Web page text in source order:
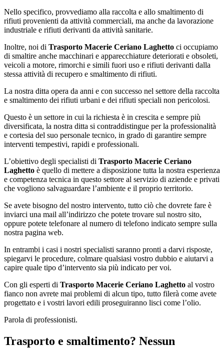
Nello specifico, provvediamo alla raccolta e allo smaltimento di
rifiuti provenienti da attività commerciali, ma anche da lavorazione
industriale e rifiuti derivanti da attività sanitarie.
Inoltre, noi di Trasporto Macerie Ceriano Laghetto ci occupiamo
di smaltire anche macchinari e apparecchiature deteriorati e obsoleti,
veicoli a motore, rimorchi e simili fuori uso e rifiuti derivanti dalla
stessa attività di recupero e smaltimento di rifiuti.
La nostra ditta opera da anni e con successo nel settore della raccolta
e smaltimento dei rifiuti urbani e dei rifiuti speciali non pericolosi.
Questo è un settore in cui la richiesta è in crescita e sempre più
diversificata, la nostra ditta si contraddistingue per la professionalità
e cortesia del suo personale tecnico, in grado di garantire sempre
interventi tempestivi, rapidi e professionali.
L’obiettivo degli specialisti di Trasporto Macerie Ceriano
Laghetto è quello di mettere a disposizione tutta la nostra esperienza
e competenza tecnica in questo settore al servizio di aziende e privati
che vogliono salvaguardare l’ambiente e il proprio territorio.
Se avete bisogno del nostro intervento, tutto ciò che dovrete fare è
inviarci una mail all’indirizzo che potete trovare sul nostro sito,
oppure potete telefonare al numero di telefono indicato sempre sulla
nostra pagina web.
In entrambi i casi i nostri specialisti saranno pronti a darvi risposte,
spiegarvi le procedure, colmare qualsiasi vostro dubbio e aiutarvi a
capire quale tipo d’intervento sia più indicato per voi.
Con gli esperti di Trasporto Macerie Ceriano Laghetto al vostro
fianco non avrete mai problemi di alcun tipo, tutto filerà come avete
progettato e i vostri lavori edili proseguiranno lisci come l’olio.
Parola di professionisti.
Trasporto e smaltimento? Nessun